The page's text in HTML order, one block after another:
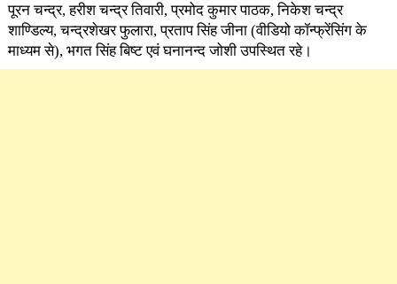
पूरन चन्द्र, हरीश चन्द्र तिवारी, प्रमोद कुमार पाठक, निकेश चन्द्र
शाण्डिल्य, चन्द्रशेखर फुलारा, प्रताप सिंह जीना (वीडियो कॉन्फ्रेंसिंग के
माध्यम से), भगत सिंह बिष्ट एवं घनानन्द जोशी उपस्थित रहे।